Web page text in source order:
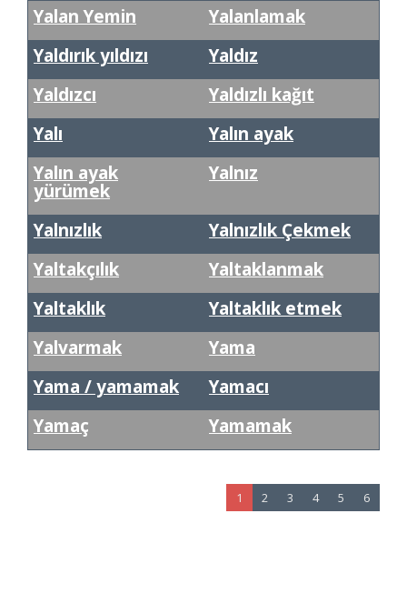
Yalan Yemin
Yalanlamak
Yaldırık yıldızı
Yaldız
Yaldızcı
Yaldızlı kağıt
Yalı
Yalın ayak
Yalın ayak
yürümek
Yalnız
Yalnızlık
Yalnızlık Çekmek
Yaltakçılık
Yaltaklanmak
Yaltaklık
Yaltaklık etmek
Yalvarmak
Yama
Yama / yamamak
Yamacı
Yamaç
Yamamak
1 2 3 4 5 6